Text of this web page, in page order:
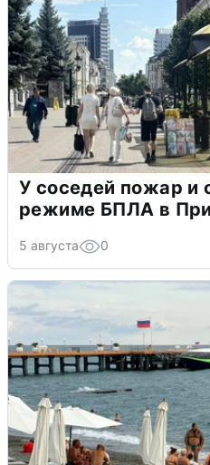
У соседей пожар и
режиме БПЛА в
5 августа 0